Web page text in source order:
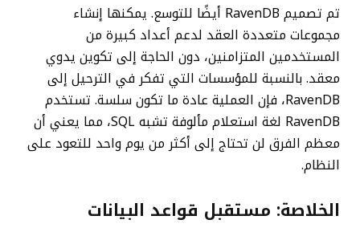
تم تصميم RavenDB أيضًا للتوسع. يمكنها إنشاء
مجموعات متعددة العقد لدعم أعداد كبيرة من
المستخدمين المتزامنين، دون الحاجة إلى تكوين يدوي
معقد. بالنسبة للمؤسسات التي تفكر في الترحيل إلى
RavenDB، فإن العملية عادة ما تكون سلسة. تستخدم
RavenDB لغة استعلام مألوفة تشبه SQL، مما يعني أن
معظم الفرق لن تحتاج إلى أكثر من يوم واحد للتعود على
النظام.
الخلاصة: مستقبل قواعد البيانات